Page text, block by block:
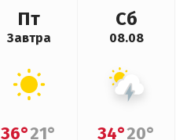
Пт
Завтра
36°21°
Сб
08.08
34°20°